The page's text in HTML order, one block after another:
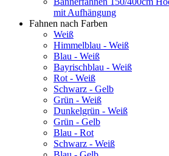
mit Aufhängung
Fahnen nach Farben
Weiß
Himmelblau - Weiß
Blau - Weiß
Bayrischblau - Weiß
Rot - Weiß
Schwarz - Gelb
Grün - Weiß
Dunkelgrün - Weiß
Grün - Gelb
Blau - Rot
Schwarz - Weiß